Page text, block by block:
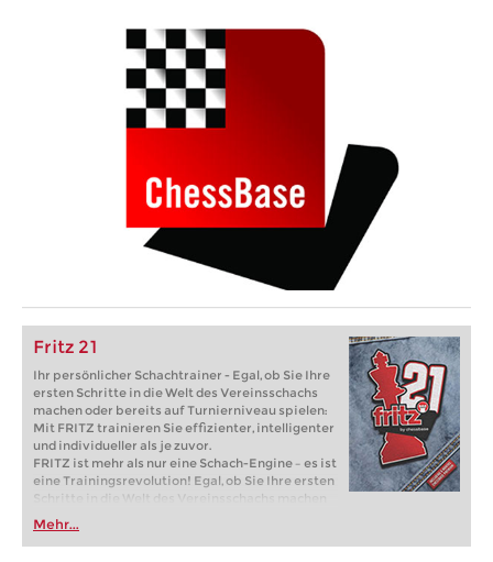
Fritz 21
Ihr persönlicher Schachtrainer - Egal, ob Sie Ihre
ersten Schritte in die Welt des Vereinsschachs
machen oder bereits auf Turnierniveau spielen:
Mit FRITZ trainieren Sie effizienter, intelligenter
und individueller als je zuvor.
FRITZ ist mehr als nur eine Schach-Engine – es ist
eine Trainingsrevolution! Egal, ob Sie Ihre ersten
Schritte in die Welt des Vereinsschachs machen
oder bereits auf Turnierniveau spielen: Mit
FRITZ trainieren Sie effizienter, intelligenter und
individueller als je zuvor.
Mehr...